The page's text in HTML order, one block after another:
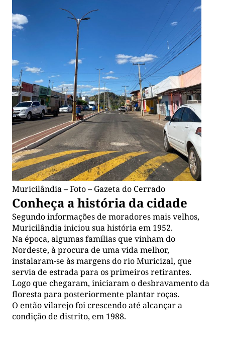
Muricilândia – Foto – Gazeta do Cerrado
Conheça a história da cidade
Segundo informações de moradores mais velhos,
Muricilândia iniciou sua história em 1952.
Na época, algumas famílias que vinham do
Nordeste, à procura de uma vida melhor,
instalaram-se às margens do rio Muricizal, que
servia de estrada para os primeiros retirantes.
Logo que chegaram, iniciaram o desbravamento da
floresta para posteriormente plantar roças.
O então vilarejo foi crescendo até alcançar a
condição de distrito, em 1988.